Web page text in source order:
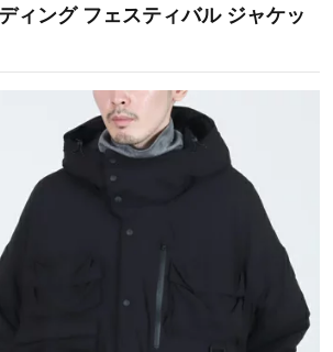
ィング フェスティバル ジャケッ